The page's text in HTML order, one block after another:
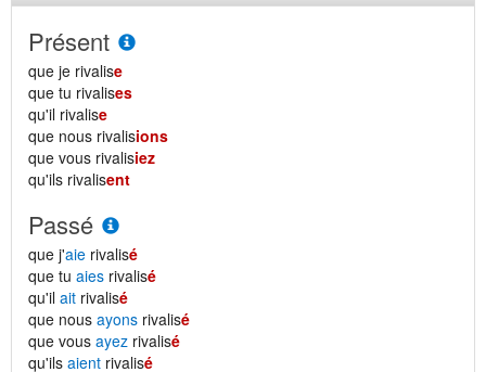
Présent
que je rivalise
que tu rivalises
qu'il rivalise
que nous rivalisions
que vous rivalisiez
qu'ils rivalisent
Passé
que j'aie rivalisé
que tu aies rivalisé
qu'il ait rivalisé
que nous ayons rivalisé
que vous ayez rivalisé
qu'ils aient rivalisé